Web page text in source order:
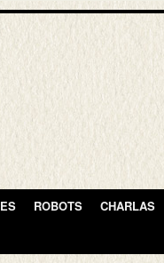
ROBOTS
CHARLAS